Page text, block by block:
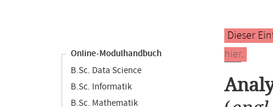
Online-Modulhandbuch
B.Sc. Data Science
B.Sc. Informatik
B.Sc. Mathematik
Hauptinhalt
Dieser
hier.